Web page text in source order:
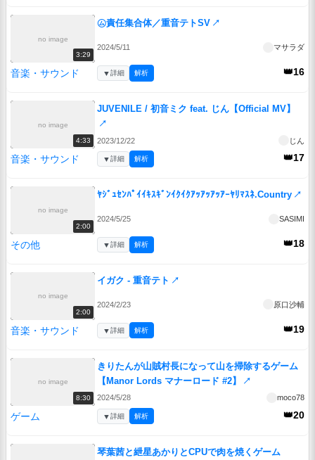
no image
3:29
㋰責任集合体／重音テトSV ↗
2024/5/11 マサラダ
音楽・サウンド 👑16
▼詳細 解析
no image
4:33
JUVENILE / 初音ミク feat. じん【Official MV】
↗
2023/12/22 じん
音楽・サウンド 👑17
▼詳細 解析
no image
2:00
ﾔｼﾞｭｾﾝﾊﾟｲｲｷｽｷﾞﾝｲｸｲｸｱｯｱｯｱｯｱｰﾔﾘﾏｽﾈ.Country ↗
2024/5/25 SASIMI
その他 👑18
▼詳細 解析
no image
2:00
イガク - 重音テト ↗
2024/2/23 原口沙輔
音楽・サウンド 👑19
▼詳細 解析
no image
8:30
きりたんが山賊村長になって山を掃除するゲーム
【Manor Lords マナーロード #2】
↗
2024/5/28 moco78
ゲーム 👑20
▼詳細 解析
琴葉茜と紲星あかりとCPUで肉を焼くゲーム